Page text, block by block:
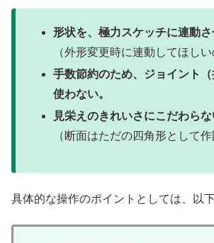
形状を、極力スケッチに連動さ
（外形変更時に連動してほしい
手数節約のため、ジョイント
使わない。
見栄えのきれいさにこだわらな
（断面はただの四角形として作
具体的な操作のポイントとしては、以